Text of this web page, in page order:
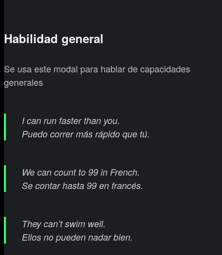
Habilidad general
Se usa este modal para hablar de capacidades
generales
I can run faster than you.
Puedo correr más rápido que tú.
We can count to 99 in French.
Se contar hasta 99 en francés.
They can’t swim well.
Ellos no pueden nadar bien.